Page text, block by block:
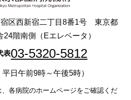
宿区西新宿二丁目8番1号 東京都
階南側（Eエレベータ）
表03-5320-5812
平日午前9時～午後5時）
各病院のホームページをご確認くだ